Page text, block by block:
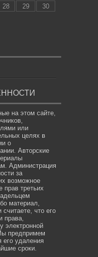
28 29
30
на этом сайте,
или
целях в
о
Авторские
Администрация
за
возможное
прав третьих
материал,
что его
права,
электронной
предпримем
удаления
сроки.